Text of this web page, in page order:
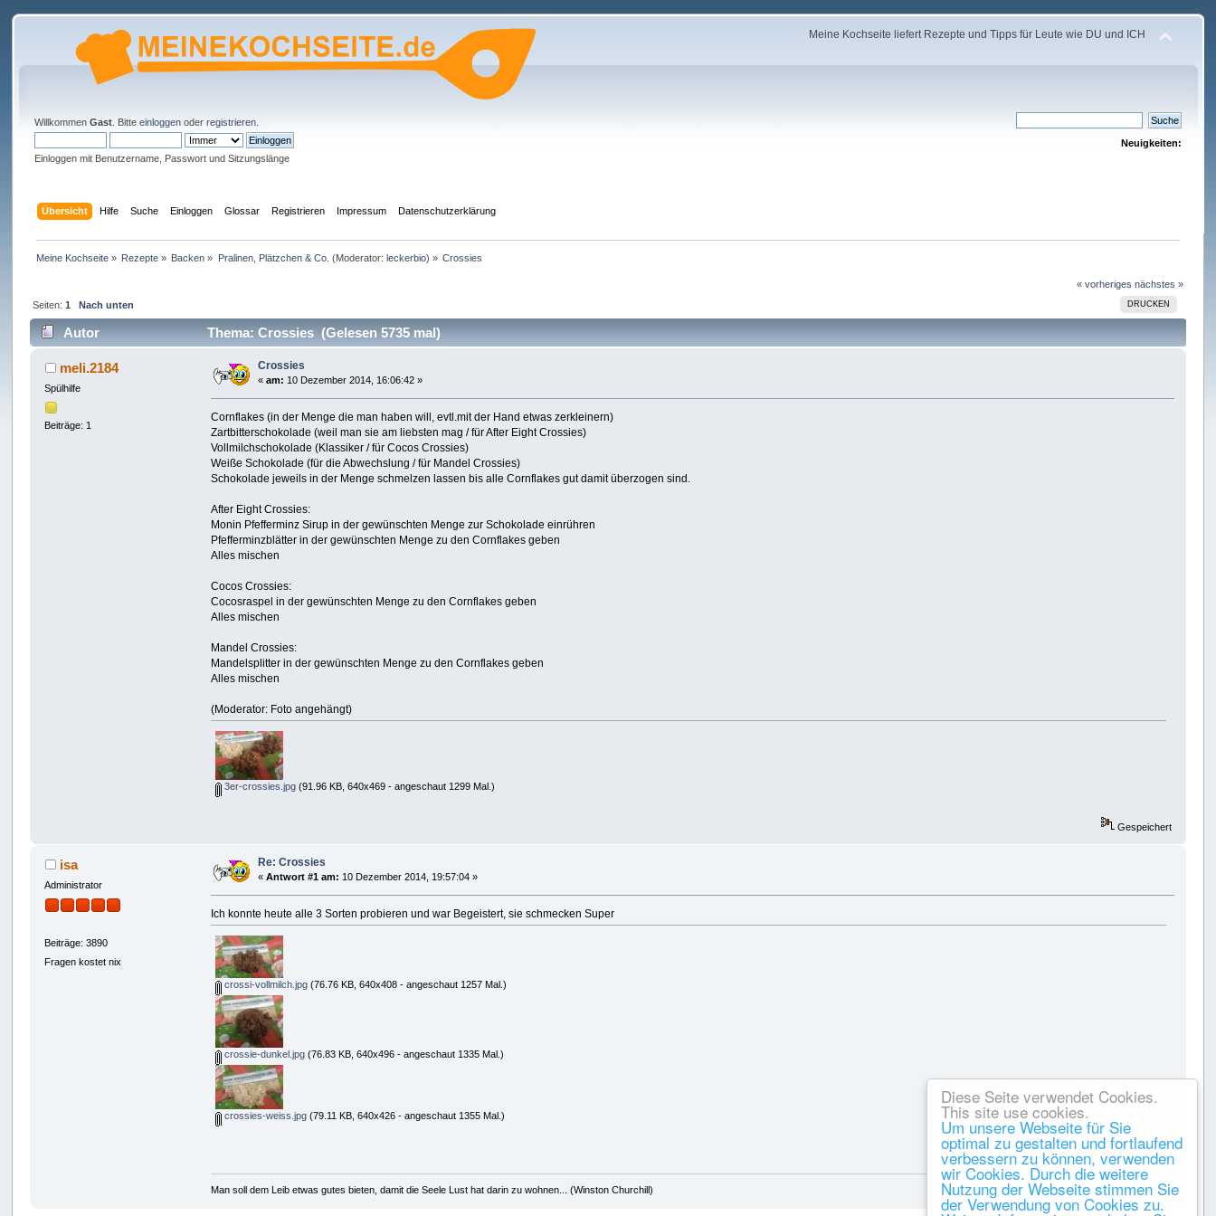
Diese Seite verwendet Cookies.
This site use cookies.
Um unsere Webseite für Sie
optimal zu gestalten und fortlaufend
verbessern zu können, verwenden
wir Cookies. Durch die weitere
Nutzung der Webseite stimmen Sie
der Verwendung von Cookies zu.
Meine Kochseite liefert Rezepte und Tipps für Leute wie DU und ICH
WillkommenGast . Bitteeinloggen oderregistrieren
Einloggen mit Benutzername, Passwort und Sitzungslänge
Neuigkeiten:
Übersicht Hilfe Suche Einloggen Glossar Registrieren Impressum Datenschutzerklärung
Meine Kochseite» Rezepte » Backen » Pralinen, Plätzchen & Co. (Moderator: leckerbio) » Crossies
« vorheriges nächstes »
DRUCKEN
Seiten: 1 Nach unten
Autor Thema: Crossies (Gelesen 5735 mal)
meli.2184
Spülhilfe
Beiträge: 1
Crossies
«am: 10 Dezember 2014, 16:06:42 »
Cornflakes (in der Menge die man haben will, evtl.mit der Hand etwas zerkleinern)
Zartbitterschokolade (weil man sie am liebsten mag / für After Eight Crossies)
Vollmilchschokolade (Klassiker / für Cocos Crossies)
Weiße Schokolade (für die Abwechslung / für Mandel Crossies)
Schokolade jeweils in der Menge schmelzen lassen bis alle Cornflakes gut damit überzogen sind.
After Eight Crossies:
Monin Pfefferminz Sirup in der gewünschten Menge zur Schokolade einrühren
Pfefferminzblätter in der gewünschten Menge zu den Cornflakes geben
Alles mischen
Cocos Crossies:
Cocosraspel in der gewünschten Menge zu den Cornflakes geben
Alles mischen
Mandel Crossies:
Mandelsplitter in der gewünschten Menge zu den Cornflakes geben
Alles mischen
(Moderator: Foto angehängt)
3er-crossies.jpg (91.96 KB, 640x469 - angeschaut 1299 Mal.)
Gespeichert
isa
Administrator
Beiträge: 3890
Fragen kostet nix
Re: Crossies
«Antwort #1 am: 10 Dezember 2014, 19:57:04 »
Ich konnte heute alle 3 Sorten probieren und war Begeistert, sie schmecken Super
crossi-vollmilch.jpg (76.76 KB, 640x408 - angeschaut 1257 Mal.)
crossie-dunkel.jpg (76.83 KB, 640x496 - angeschaut 1335 Mal.)
crossies-weiss.jpg (79.11 KB, 640x426 - angeschaut 1355 Mal.)
Gespeichert
Man soll dem Leib etwas gutes bieten, damit die Seele Lust hat darin zu wohnen... (Winston Churchill)